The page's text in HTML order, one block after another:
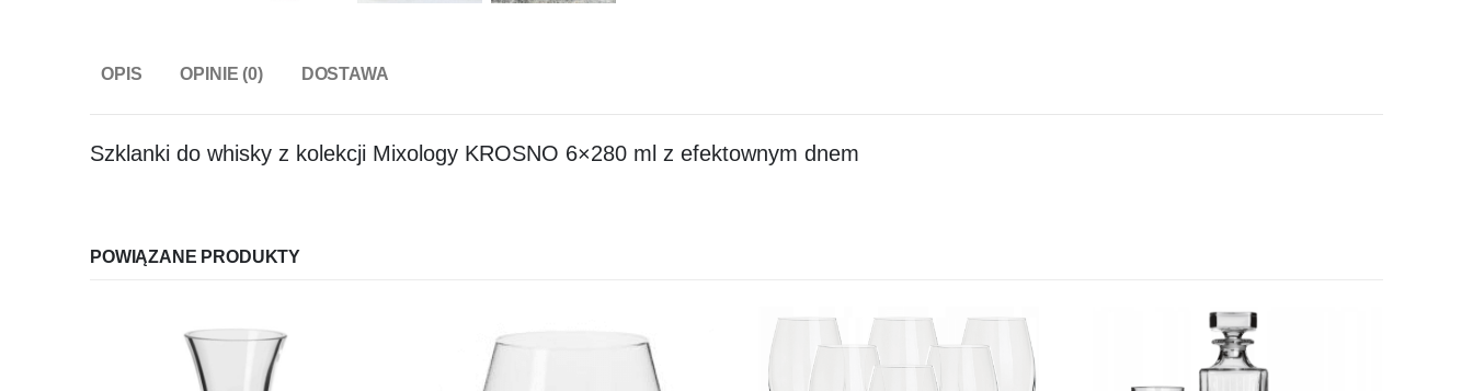
OPIS OPINIE (0) DOSTAWA
Szklanki do whisky z kolekcji Mixology KROSNO 6×280 ml z efektownym dnem
POWIĄZANE PRODUKTY